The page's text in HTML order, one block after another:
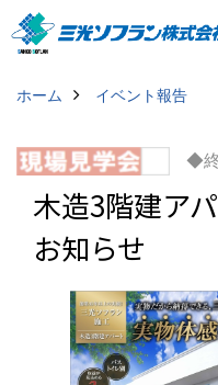
ホーム イベント報告
◆
木造3階建ア
お知らせ